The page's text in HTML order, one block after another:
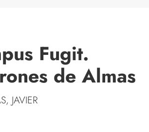
Fugit.
de Almas
JAVIER